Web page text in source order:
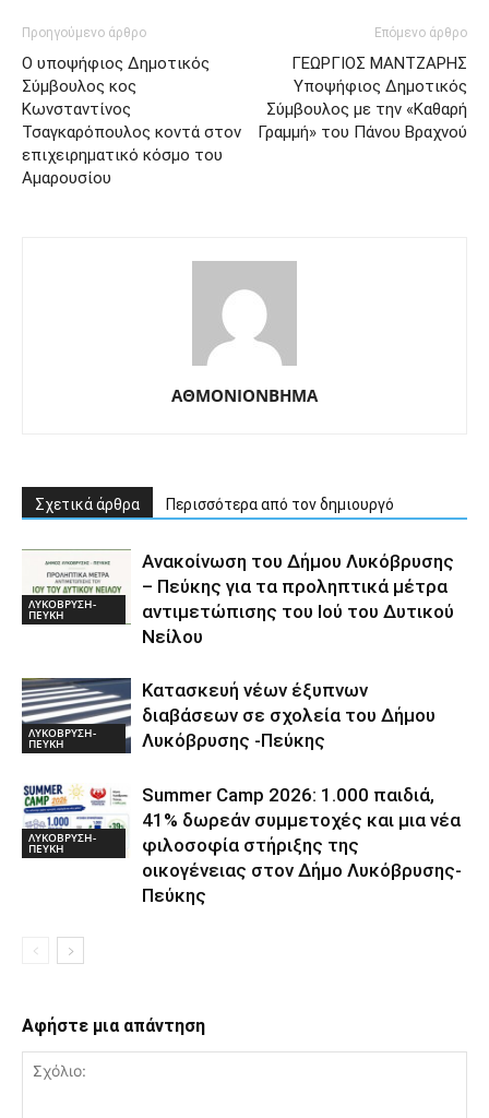
Προηγούμενο άρθρο
Ο υποψήφιος Δημοτικός
Σύμβουλος κος
Κωνσταντίνος
Τσαγκαρόπουλος κοντά στον
επιχειρηματικό κόσμο του
Αμαρουσίου
Επόμενο άρθρο
ΓΕΩΡΓΙΟΣ ΜΑΝΤΖΑΡΗΣ
Υποψήφιος Δημοτικός
Σύμβουλος με την «Καθαρή
Γραμμή» του Πάνου Βραχνού
ΑΘΜΟΝΙΟΝΒΗΜΑ
Σχετικά άρθρα Περισσότερα από τον δημιουργό
ΛΥΚΟΒΡΥΣΗ-
ΠΕΥΚΗ
Ανακοίνωση του Δήμου Λυκόβρυσης
– Πεύκης για τα προληπτικά μέτρα
αντιμετώπισης του Ιού του Δυτικού
Νείλου
ΛΥΚΟΒΡΥΣΗ-
ΠΕΥΚΗ
Κατασκευή νέων έξυπνων
διαβάσεων σε σχολεία του Δήμου
Λυκόβρυσης -Πεύκης
ΛΥΚΟΒΡΥΣΗ-
ΠΕΥΚΗ
Summer Camp 2026: 1.000 παιδιά,
41% δωρεάν συμμετοχές και μια νέα
φιλοσοφία στήριξης της
οικογένειας στον Δήμο Λυκόβρυσης-
Πεύκης
Αφήστε μια απάντηση